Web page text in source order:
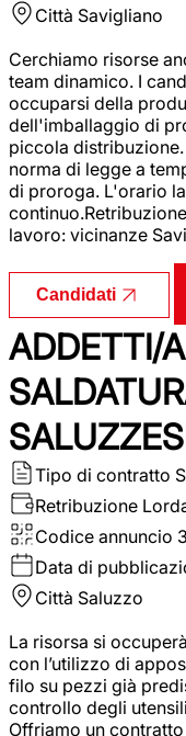
Città Savigliano
Cerchiamo risorse
team dinamico. I
occuparsi della
dell'imballaggio di
piccola
norma di legge a
di proroga. L'orario
lavoro: vicinanze
Candidati
ADDETTI/
Tipo di contratto
Retribuzione
Codice annuncio
Data di
Città Saluzzo
La risorsa si
con l’utilizzo di
filo su pezzi già
controllo degli
Offriamo un